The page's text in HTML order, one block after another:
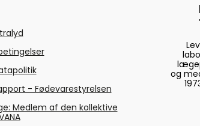
- Fødevarestyrelsen
Medlem af den kollektive
og